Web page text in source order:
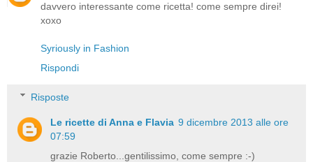
davvero interessante come ricetta! come sempre direi!
xoxo
Syriously in Fashion
Rispondi
Risposte
Le ricette di Anna e Flavia 9 dicembre 2013 alle ore
07:59
grazie Roberto...gentilissimo, come sempre :-)